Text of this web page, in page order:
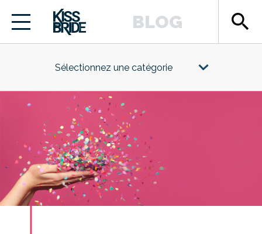
BLOG search
Sélectionnez une catégorie